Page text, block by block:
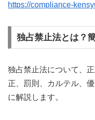
https://compliance-
独占禁止法とは？
独占禁止法について、
正、罰則、カルテル、
に解説します。